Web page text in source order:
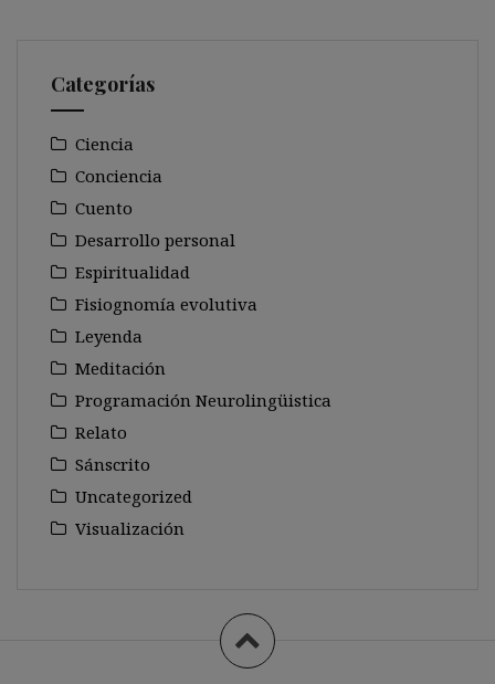
Categorías
Ciencia
Conciencia
Cuento
Desarrollo personal
Espiritualidad
Fisiognomía evolutiva
Leyenda
Meditación
Programación Neurolingüistica
Relato
Sánscrito
Uncategorized
Visualización